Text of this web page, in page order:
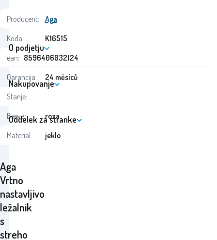
Aga
Vrtno
nastavljivo
ležalnik
s
streho
Producent:
Aga
Koda:
K16515
ean: 8596406032124
Garancija:
24 měsíců
Stanje:
Barva:
roza
Material:
jeklo
O podjetju
Nakupovanje
Oddelek za stranke